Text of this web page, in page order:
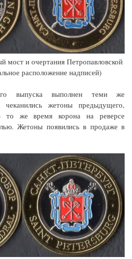
мост и очертания Петропавловской
расположение надписей)
выпуска выполнен теми же
жетоны предыдущего,
то же время корона на реверсе
Жетоны появились в продаже в